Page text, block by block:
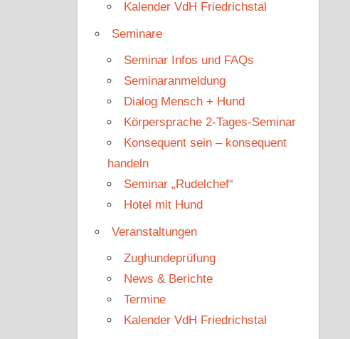
Kalender VdH Friedrichstal
Seminare
Seminar Infos und FAQs
Seminaranmeldung
Dialog Mensch + Hund
Körpersprache 2-Tages-Seminar
Konsequent sein – konsequent
handeln
Seminar „Rudelchef“
Hotel mit Hund
Veranstaltungen
Zughundeprüfung
News & Berichte
Termine
Kalender VdH Friedrichstal